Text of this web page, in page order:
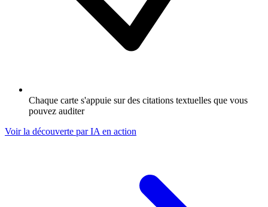
Chaque carte s'appuie sur des citations textuelles que vous
pouvez auditer
Voir la découverte par IA en action